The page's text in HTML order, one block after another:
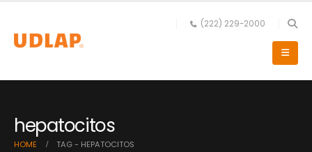
(222) 229-2000
hepatocitos
HOME TAG - HEPATOCITOS